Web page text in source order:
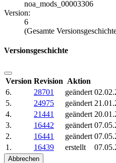
noa_mods_00003306
Version:
6
(Gesamte
Versionsgeschichte
Version Revision Aktion
6.
28701 geändert
5.
24975 geändert
4.
21441 geändert
3.
16442 geändert
2.
16441 geändert
1.
16439 erstellt
Abbrechen